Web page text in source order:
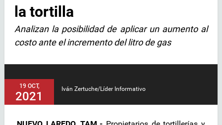
la tortilla
Analizan la posibilidad de aplicar un aumento al
costo ante el incremento del litro de gas
19 OCT,
2021
Iván Zertuche/Líder Informativo